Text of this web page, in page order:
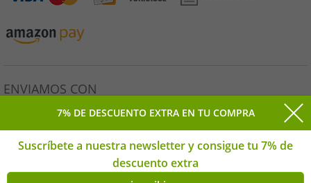
ENVIAMOS CON
Todos los precios incluyen el IVA legal. * Precio de venta
7% DE DESCUENTO EXTRA EN TU COMPRA
Suscríbete a nuestra newsletter y consigue tu 7% de
descuento extra